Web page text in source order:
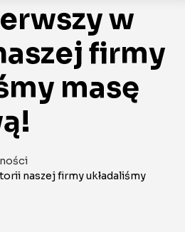
w
firmy
masę
naszej firmy układaliśmy